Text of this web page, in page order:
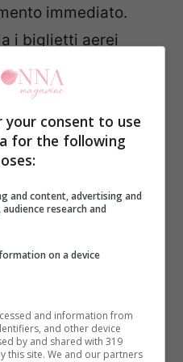
immediato.
i biglietti aerei
monetario
da altri, con un
falsificato. Ma
biglietto, ecco cosa
dal panico
sentire arrabbiati,
è sempre una
Cerca di pensare
hai potuto
consent to use
for the following
and content, advertising and
research and
on a device
and information from
and other device
by and shared with 319
this site. We and our partners